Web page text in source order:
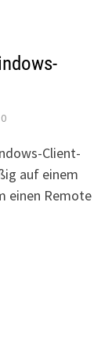
0
Client-
auf einem
einen Remote